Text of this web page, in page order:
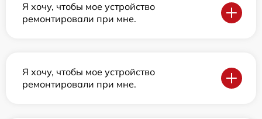
Я хочу, чтобы мое устройство
ремонтировали при мне.
Я хочу, чтобы мое устройство
ремонтировали при мне.